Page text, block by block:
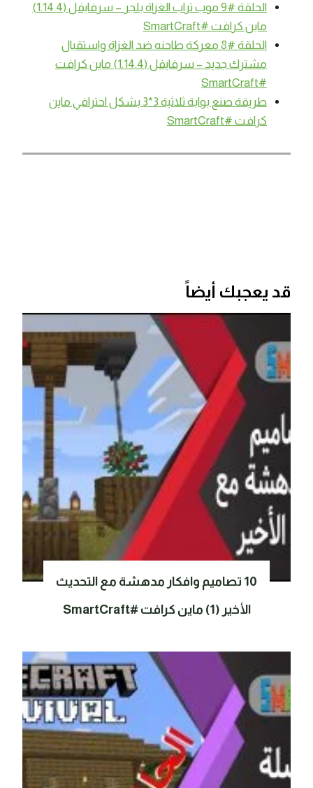
الحلقة #9 موب تراب الغزاة بلجر – سرفايفل (1.14.4)
ماين كرافت #SmartCraft
الحلقة #8 معركة طاحنه ضد الغزاة واستقبال
مشترك جديد – سرفايفل (1.14.4) ماين كرافت
#SmartCraft
طريقة صنع بوابة ثلاثية 3*3 بشكل احترافي ماين
كرافت #SmartCraft
قد يعجبك أيضاً
10 تصاميم وافكار مدهشة مع التحديث
الأخير (1) ماين كرافت #SmartCraft